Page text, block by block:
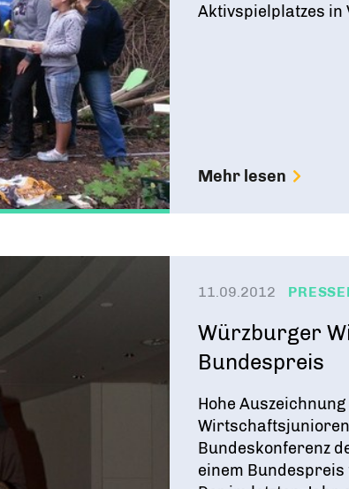
Aktivspielplatzes in
Mehr lesen
11.09.2012
Würzburger
Bundespreis
Hohe
Bundeskonferenz
einem Bundespreis